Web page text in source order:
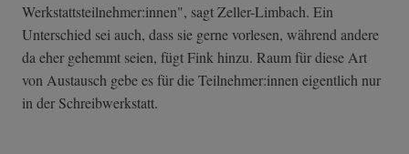
Werkstattsteilnehmer:innen", sagt Zeller-Limbach. Ein
Unterschied sei auch, dass sie gerne vorlesen, während andere
da eher gehemmt seien, fügt Fink hinzu. Raum für diese Art
von Austausch gebe es für die Teilnehmer:innen eigentlich nur
in der Schreibwerkstatt.